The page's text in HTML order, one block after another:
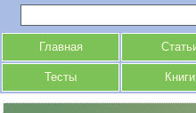
Главная
Тесты Книги